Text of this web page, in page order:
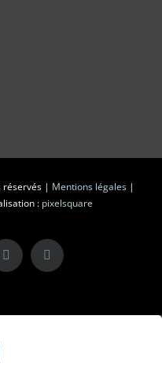
réservés | Mentions légales |
: pixelsquare
InstagramFacebook